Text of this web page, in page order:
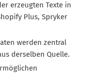
erzeugten Texte in
Plus, Spryker
werden zentral
derselben Quelle.